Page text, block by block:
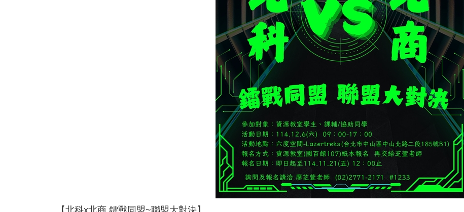
【北科x北商 鐳戰同盟~聯盟大對決】